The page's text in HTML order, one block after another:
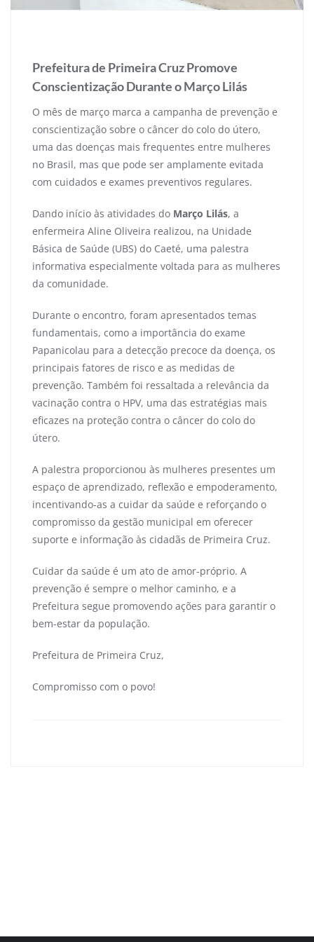
Prefeitura de Primeira Cruz Promove
Conscientização Durante o Março Lilás
O mês de março marca a campanha de prevenção e
conscientização sobre o câncer do colo do útero,
uma das doenças mais frequentes entre mulheres
no Brasil, mas que pode ser amplamente evitada
com cuidados e exames preventivos regulares.
Dando início às atividades do Março Lilás, a
enfermeira Aline Oliveira realizou, na Unidade
Básica de Saúde (UBS) do Caeté, uma palestra
informativa especialmente voltada para as mulheres
da comunidade.
Durante o encontro, foram apresentados temas
fundamentais, como a importância do exame
Papanicolau para a detecção precoce da doença, os
principais fatores de risco e as medidas de
prevenção. Também foi ressaltada a relevância da
vacinação contra o HPV, uma das estratégias mais
eficazes na proteção contra o câncer do colo do
útero.
A palestra proporcionou às mulheres presentes um
espaço de aprendizado, reflexão e empoderamento,
incentivando-as a cuidar da saúde e reforçando o
compromisso da gestão municipal em oferecer
suporte e informação às cidadãs de Primeira Cruz.
Cuidar da saúde é um ato de amor-próprio. A
prevenção é sempre o melhor caminho, e a
Prefeitura segue promovendo ações para garantir o
bem-estar da população.
Prefeitura de Primeira Cruz,
Compromisso com o povo!